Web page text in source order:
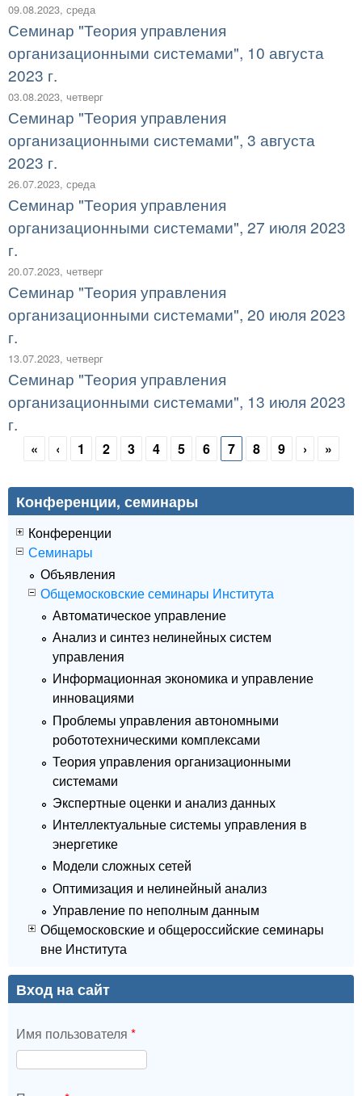
09.08.2023, среда
Семинар "Теория управления
организационными системами", 10 августа
2023 г.
03.08.2023, четверг
Семинар "Теория управления
организационными системами", 3 августа
2023 г.
26.07.2023, среда
Семинар "Теория управления
организационными системами", 27 июля 2023
г.
20.07.2023, четверг
Семинар "Теория управления
организационными системами", 20 июля 2023
г.
13.07.2023, четверг
Семинар "Теория управления
организационными системами", 13 июля 2023
г.
« ‹ 1 2 3 4 5 6 7 8 9 › »
Конференции, семинары
Конференции
Семинары
Объявления
Общемосковские семинары Института
Автоматическое управление
Анализ и синтез нелинейных систем
управления
Информационная экономика и управление
инновациями
Проблемы управления автономными
робототехническими комплексами
Теория управления организационными
системами
Экспертные оценки и анализ данных
Интеллектуальные системы управления в
энергетике
Модели сложных сетей
Оптимизация и нелинейный анализ
Управление по неполным данным
Общемосковские и общероссийские семинары
вне Института
Вход на сайт
Имя пользователя *